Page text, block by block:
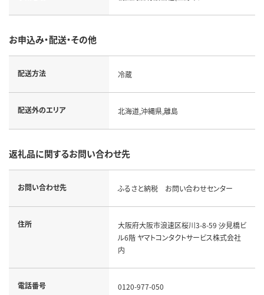
お申込み・配送・その他
配送方法 冷蔵
配送外のエリア 北海道,沖縄県,離島
返礼品に関するお問い合わせ先
お問い合わせ先 ふるさと納税 お問い合わせセンター
住所
大阪府大阪市浪速区桜川3-8-59 汐見橋ビ
ル6階 ヤマトコンタクトサービス株式会社
内
電話番号 0120-977-050